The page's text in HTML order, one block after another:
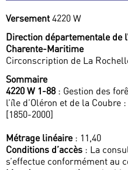
Versement4220 W
Direction départementale de
Charente-Maritime
Circonscription de La
Sommaire
4220 W 1-88: Gestion des
l’île d’Oléron et de la
[1850-2000]
Métrage linéaire: 11,40
Conditions d’accès : La
s’effectue conformément au